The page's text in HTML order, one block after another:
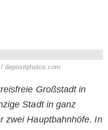
depositphotos.com
Großstadt in
Stadt in ganz
zwei Hauptbahnhöfe. In